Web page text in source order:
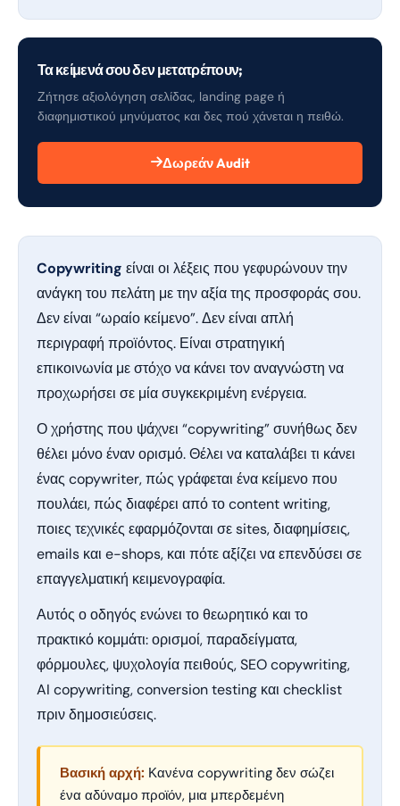
Τα κείμενά σου δεν μετατρέπουν;
Ζήτησε αξιολόγηση σελίδας, landing page ή
διαφημιστικού μηνύματος και δες πού χάνεται η πειθώ.
Δωρεάν Audit
Copywriting είναι οι λέξεις που γεφυρώνουν την
ανάγκη του πελάτη με την αξία της προσφοράς σου.
Δεν είναι “ωραίο κείμενο”. Δεν είναι απλή
περιγραφή προϊόντος. Είναι στρατηγική
επικοινωνία με στόχο να κάνει τον αναγνώστη να
προχωρήσει σε μία συγκεκριμένη ενέργεια.
Ο χρήστης που ψάχνει “copywriting” συνήθως δεν
θέλει μόνο έναν ορισμό. Θέλει να καταλάβει τι κάνει
ένας copywriter, πώς γράφεται ένα κείμενο που
πουλάει, πώς διαφέρει από το content writing,
ποιες τεχνικές εφαρμόζονται σε sites, διαφημίσεις,
emails και e-shops, και πότε αξίζει να επενδύσει σε
επαγγελματική κειμενογραφία.
Αυτός ο οδηγός ενώνει το θεωρητικό και το
πρακτικό κομμάτι: ορισμοί, παραδείγματα,
φόρμουλες, ψυχολογία πειθούς, SEO copywriting,
AI copywriting, conversion testing και checklist
πριν δημοσιεύσεις.
Βασική αρχή: Κανένα copywriting δεν σώζει
ένα αδύναμο προϊόν, μια μπερδεμένη